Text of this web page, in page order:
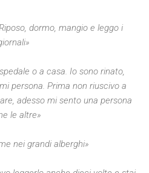
dormo, mangio e leggo i
o a casa. Io sono rinato,
persona. Prima non riuscivo a
adesso mi sento una persona
le altre»
nei grandi alberghi»